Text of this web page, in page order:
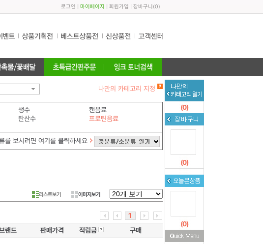
로그인 마이페이지 회원가입 장바구니 (0)
나만의 카테고리 지정
생수
캔음료
탄산수
프로틴음료
를 보시려면 여기를 클릭하세요
리스트보기 이미지보기
1
랜드 판매가격 적립금 구매
(0)
(0)
(0)